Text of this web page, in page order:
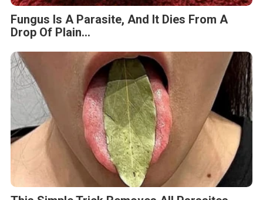
Fungus Is A Parasite, And It Dies From A
Drop Of Plain...